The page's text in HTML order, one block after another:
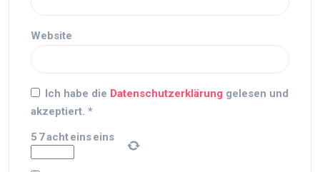
Website
Ich habe die Datenschutzerklärung gelesen und
akzeptiert. *
5 7achteinseins